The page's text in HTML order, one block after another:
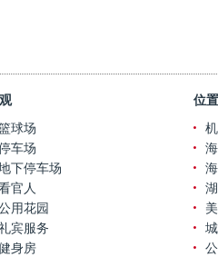
球场
车场
下停车场
官人
用花园
宾服务
身房
位置